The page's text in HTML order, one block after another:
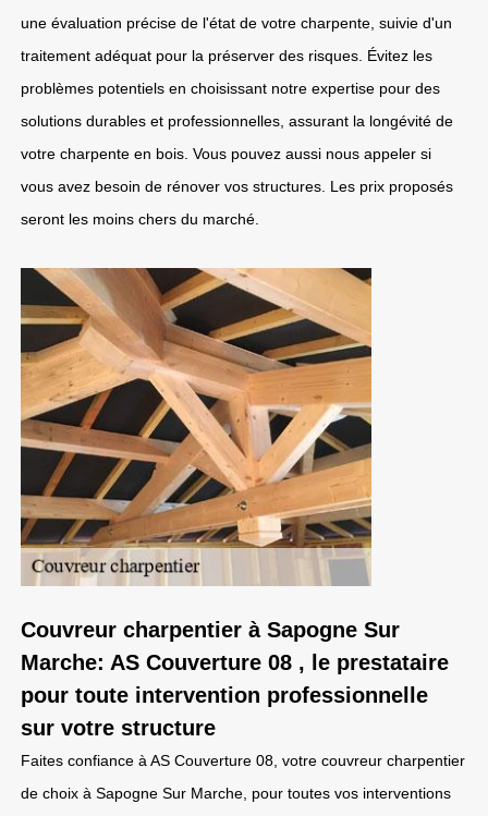
une évaluation précise de l'état de votre charpente, suivie d'un
traitement adéquat pour la préserver des risques. Évitez les
problèmes potentiels en choisissant notre expertise pour des
solutions durables et professionnelles, assurant la longévité de
votre charpente en bois. Vous pouvez aussi nous appeler si
vous avez besoin de rénover vos structures. Les prix proposés
seront les moins chers du marché.
Couvreur charpentier à Sapogne Sur
Marche: AS Couverture 08 , le prestataire
pour toute intervention professionnelle
sur votre structure
Faites confiance à AS Couverture 08, votre couvreur charpentier
de choix à Sapogne Sur Marche, pour toutes vos interventions